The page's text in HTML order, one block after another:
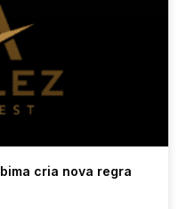
cria nova regra